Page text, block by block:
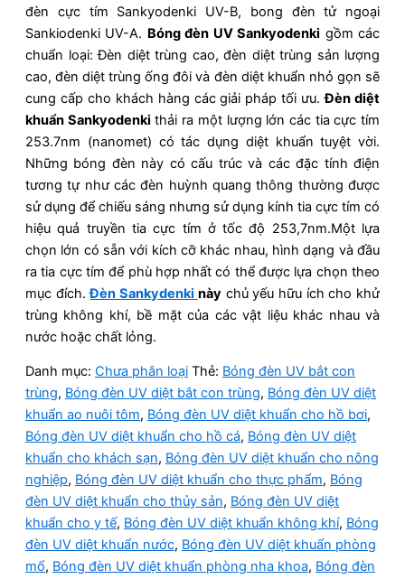
đèn cực tím Sankyodenki UV-B, bong đèn tử ngoại
Sankiodenki UV-A. Bóng đèn UV Sankyodenki gồm các
chuẩn loại: Đèn diệt trùng cao, đèn diệt trùng sản lượng
cao, đèn diệt trùng ống đôi và đèn diệt khuẩn nhỏ gọn sẽ
cung cấp cho khách hàng các giải pháp tối ưu.Đèn diệt
khuẩn Sankyodenki thải ra một lượng lớn các tia cực tím
253.7nm (nanomet) có tác dụng diệt khuẩn tuyệt vời.
Những bóng đèn này có cấu trúc và các đặc tính điện
tương tự như các đèn huỳnh quang thông thường được
sử dụng để chiếu sáng nhưng sử dụng kính tia cực tím có
hiệu quả truyền tia cực tím ở tốc độ 253,7nm.Một lựa
chọn lớn có sẵn với kích cỡ khác nhau, hình dạng và đầu
ra tia cực tím để phù hợp nhất có thể được lựa chọn theo
mục đích.Đèn Sankydenki nàychủ yếu hữu ích cho khử
trùng không khí, bề mặt của các vật liệu khác nhau và
nước hoặc chất lỏng.
Danh mục: Chưa phân loại Thẻ: Bóng đèn UV bắt con
trùng, Bóng đèn UV diệt bắt con trùng, Bóng đèn UV diệt
khuẩn ao nuôi tôm, Bóng đèn UV diệt khuẩn cho hồ bơi,
Bóng đèn UV diệt khuẩn cho hồ cá, Bóng đèn UV diệt
khuẩn cho khách sạn, Bóng đèn UV diệt khuẩn cho nông
nghiệp, Bóng đèn UV diệt khuẩn cho thực phẩm, Bóng
đèn UV diệt khuẩn cho thủy sản, Bóng đèn UV diệt
khuẩn cho y tế, Bóng đèn UV diệt khuẩn không khí, Bóng
đèn UV diệt khuẩn nước, Bóng đèn UV diệt khuẩn phòng
mổ, Bóng đèn UV diệt khuẩn phòng nha khoa, Bóng đèn